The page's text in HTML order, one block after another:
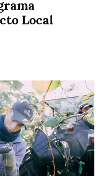
Local